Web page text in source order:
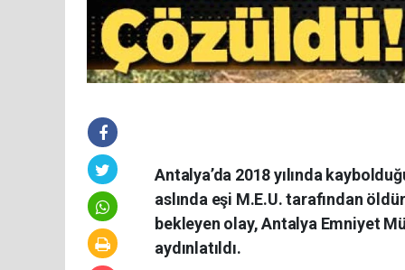
Antalya’da 2018 yılında
aslında eşi M.E.U. tarafından
bekleyen olay, Antalya Emniyet
aydınlatıldı.